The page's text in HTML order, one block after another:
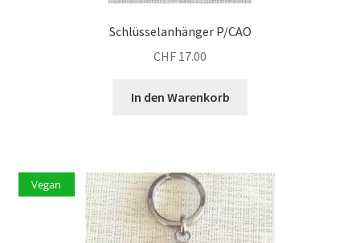
Schlüsselanhänger P/CAO
CHF 17.00
In den Warenkorb
Vegan